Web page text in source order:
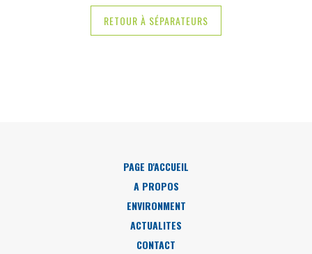
RETOUR À SÉPARATEURS
PAGE D'ACCUEIL
A PROPOS
ENVIRONMENT
ACTUALITES
CONTACT